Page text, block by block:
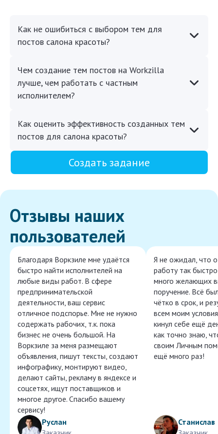
Как не ошибиться с выбором тем для
постов салона красоты?
Чем создание тем постов на Workzilla
лучше, чем работать с частным
исполнителем?
Как оценить эффективность созданных тем
постов для салона красоты?
Создать задание
Отзывы наших
пользователей
Благодаря Воркзиле мне удаётся
быстро найти исполнителей на
любые виды работ. В сфере
предпринимательской
деятельности, ваш сервис
отличное подспорье. Мне не нужно
содержать рабочих, т.к. пока
бизнес не очень большой. На
Воркзиле за меня размещают
объявления, пишут тексты, создают
инфографику, монтируют видео,
делают сайты, рекламу в яндексе и
соцсетях, ищут поставщиков и
многое другое. Спасибо вашему
сервису!
Руслан
Я не ожидал, что
работу так
много желающих
поручение. Всё
чётко в срок, и
всем моим
кинул себе ещё
как точно знаю,
своим Личным
ещё много раз!
Станислав